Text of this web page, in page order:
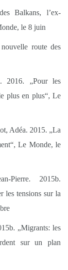
Balkans, l’ex-
le 8 juin
route des
2016. „Pour les
plus en plus“, Le
Adéa. 2015. „La
Le Monde, le
Pierre. 2015b.
les tensions sur la
„Migrants: les
sur un plan